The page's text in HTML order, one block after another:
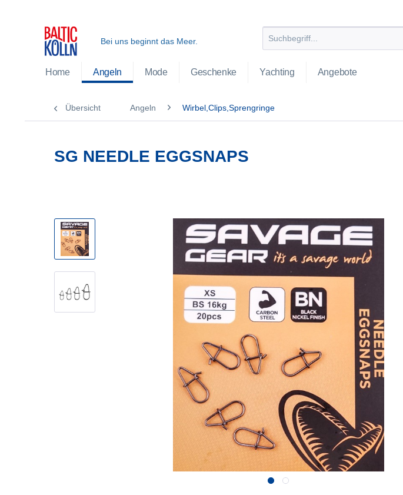
Bei uns beginnt das Meer.
Home Angeln Mode Geschenke Yachting Angebote
Übersicht Angeln Wirbel,Clips,Sprengringe
SG NEEDLE EGGSNAPS